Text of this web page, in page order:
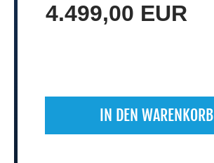
4.499,00 EUR
IN DEN WARENKORB